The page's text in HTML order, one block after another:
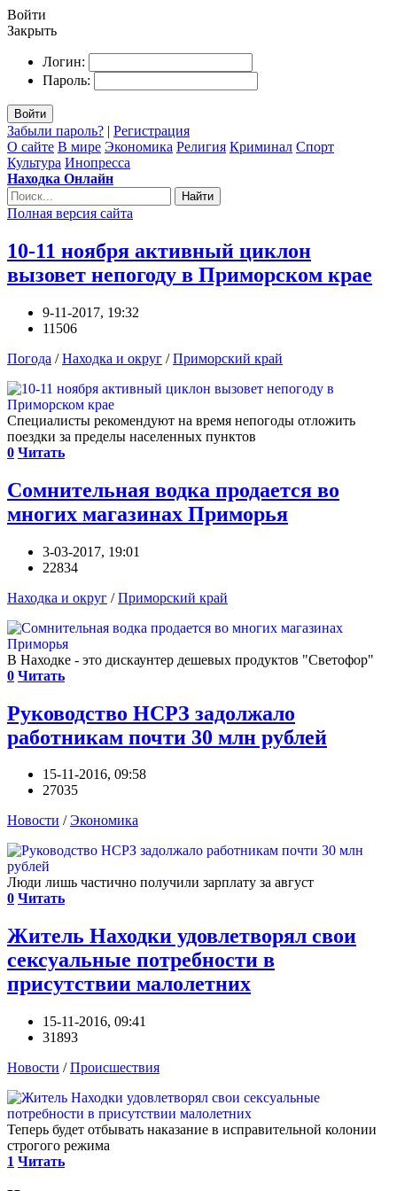
Войти
Закрыть
Логин:
Пароль:
Войти
Забыли пароль? | Регистрация
О сайте В мире Экономика Религия Криминал Спорт
Культура Инопресса
Находка Онлайн
Найти
Полная версия сайта
10-11 ноября активный циклон
вызовет непогоду в Приморском крае
9-11-2017, 19:32
11506
Погода /Находка и округ /Приморский край
Специалисты рекомендуют на время непогоды отложить
поездки за пределы населенных пунктов
0 Читать
Сомнительная водка продается во
многих магазинах Приморья
3-03-2017, 19:01
22834
Находка и округ /Приморский край
В Находке - это дискаунтер дешевых продуктов "Светофор"
0 Читать
Руководство НСРЗ задолжало
работникам почти 30 млн рублей
15-11-2016, 09:58
27035
Новости /Экономика
Люди лишь частично получили зарплату за август
0 Читать
Житель Находки удовлетворял свои
сексуальные потребности в
присутствии малолетних
15-11-2016, 09:41
31893
Новости /Происшествия
Теперь будет отбывать наказание в исправительной колонии
строгого режима
1 Читать